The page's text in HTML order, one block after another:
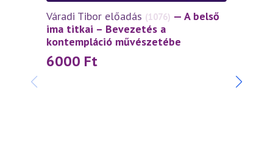
Váradi Tibor előadás (1076) — A belső
ima titkai – Bevezetés a
kontempláció művészetébe
6000 Ft